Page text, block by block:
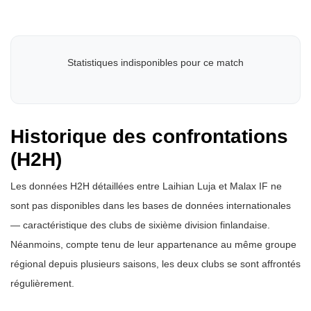
Statistiques indisponibles pour ce match
Historique des confrontations
(H2H)
Les données H2H détaillées entre Laihian Luja et Malax IF ne
sont pas disponibles dans les bases de données internationales
— caractéristique des clubs de sixième division finlandaise.
Néanmoins, compte tenu de leur appartenance au même groupe
régional depuis plusieurs saisons, les deux clubs se sont affrontés
régulièrement.